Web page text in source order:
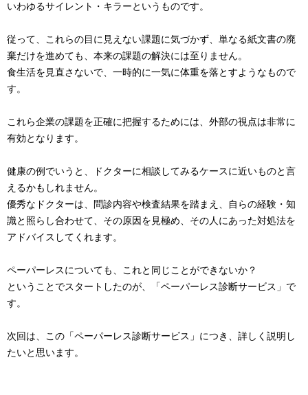
いわゆるサイレント・キラーというものです。
従って、これらの目に見えない課題に気づかず、単なる紙文書の廃
棄だけを進めても、本来の課題の解決には至りません。
食生活を見直さないで、一時的に一気に体重を落とすようなもので
す。
これら企業の課題を正確に把握するためには、外部の視点は非常に
有効となります。
健康の例でいうと、ドクターに相談してみるケースに近いものと言
えるかもしれません。
優秀なドクターは、問診内容や検査結果を踏まえ、自らの経験・知
識と照らし合わせて、その原因を見極め、その人にあった対処法を
アドバイスしてくれます。
ペーパーレスについても、これと同じことができないか？
ということでスタートしたのが、「ペーパーレス診断サービス」で
す。
次回は、この「ペーパーレス診断サービス」につき、詳しく説明し
たいと思います。